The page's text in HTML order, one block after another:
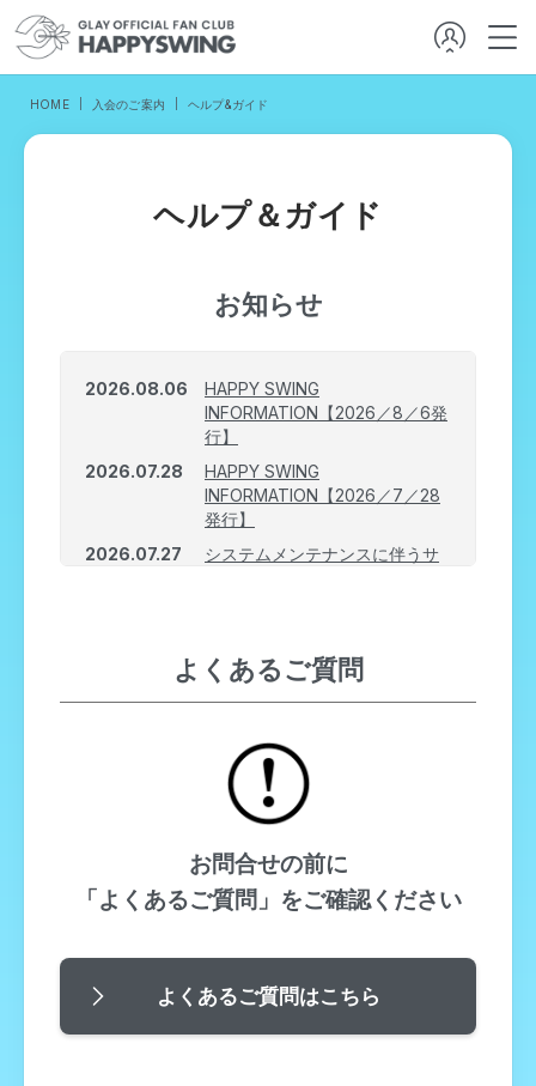
HOME 入会のご案内 ヘルプ&ガイド
ヘルプ＆ガイド
お知らせ
2026.08.06
HAPPY SWING
INFORMATION【2026／8／6発
行】
2026.07.28
HAPPY SWING
INFORMATION【2026／7／28
発行】
2026.07.27
システムメンテナンスに伴うサ
INFORMATION【2026／7／23
発行】
INFORMATION【2026／7／18
発行】
よくあるご質問
お問合せの前に
「よくあるご質問」をご確認ください
よくあるご質問はこちら